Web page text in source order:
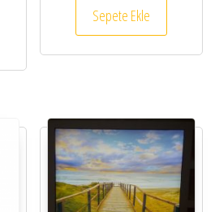
Sepete Ekle